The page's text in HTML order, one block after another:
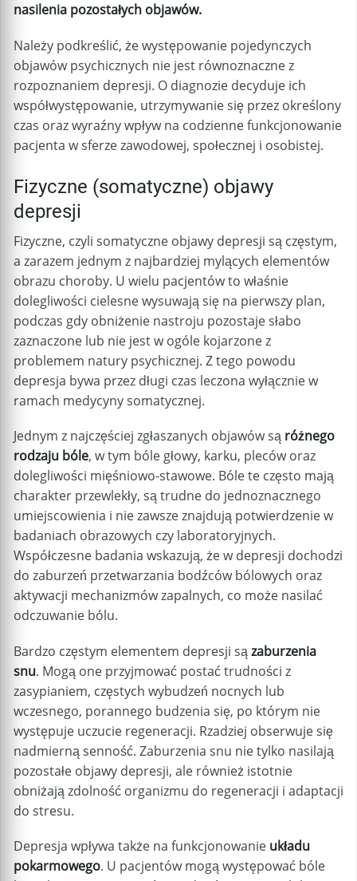
nasilenia pozostałych objawów.
Należy podkreślić, że występowanie pojedynczych
objawów psychicznych nie jest równoznaczne z
rozpoznaniem depresji. O diagnozie decyduje ich
współwystępowanie, utrzymywanie się przez określony
czas oraz wyraźny wpływ na codzienne funkcjonowanie
pacjenta w sferze zawodowej, społecznej i osobistej.
Fizyczne (somatyczne) objawy
depresji
Fizyczne, czyli somatyczne objawy depresji są częstym,
a zarazem jednym z najbardziej mylących elementów
obrazu choroby. U wielu pacjentów to właśnie
dolegliwości cielesne wysuwają się na pierwszy plan,
podczas gdy obniżenie nastroju pozostaje słabo
zaznaczone lub nie jest w ogóle kojarzone z
problemem natury psychicznej. Z tego powodu
depresja bywa przez długi czas leczona wyłącznie w
ramach medycyny somatycznej.
Jednym z najczęściej zgłaszanych objawów są różnego
rodzaju bóle, w tym bóle głowy, karku, pleców oraz
dolegliwości mięśniowo-stawowe. Bóle te często mają
charakter przewlekły, są trudne do jednoznacznego
umiejscowienia i nie zawsze znajdują potwierdzenie w
badaniach obrazowych czy laboratoryjnych.
Współczesne badania wskazują, że w depresji dochodzi
do zaburzeń przetwarzania bodźców bólowych oraz
aktywacji mechanizmów zapalnych, co może nasilać
odczuwanie bólu.
Bardzo częstym elementem depresji sązaburzenia
snu. Mogą one przyjmować postać trudności z
zasypianiem, częstych wybudzeń nocnych lub
wczesnego, porannego budzenia się, po którym nie
występuje uczucie regeneracji. Rzadziej obserwuje się
nadmierną senność. Zaburzenia snu nie tylko nasilają
pozostałe objawy depresji, ale również istotnie
obniżają zdolność organizmu do regeneracji i adaptacji
do stresu.
Depresja wpływa także na funkcjonowanie układu
pokarmowego. U pacjentów mogą występować bóle